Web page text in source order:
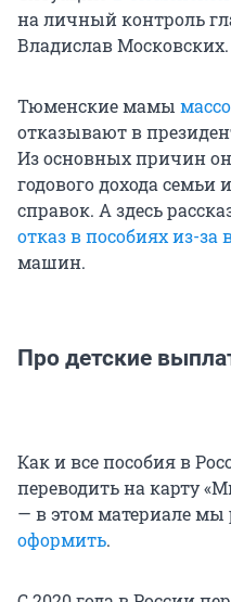
на личный контроль
Владислав Московских.
Тюменские мамы
отказывают в
Из основных причин
годового дохода семьи
справок. А здесь
отказ в пособиях из-за
машин.
Про детские
Как и все пособия в
переводить на карту
— в этом материале мы
оформить.